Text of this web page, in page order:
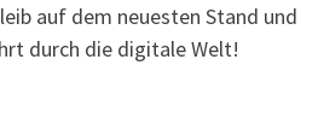
auf dem neuesten Stand und
durch die digitale Welt!